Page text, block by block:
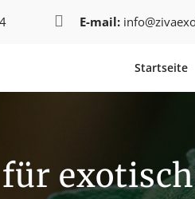
 E-mail:
Startseite